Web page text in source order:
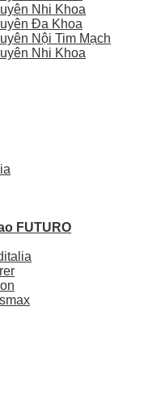
Nhi Khoa
Đa Khoa
Nội Tim Mạch
Nhi Khoa
FUTURO